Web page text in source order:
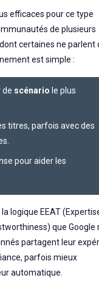
efficaces pour ce type
de plusieurs
certaines ne parlent
est simple :
de scénario le plus
titres, parfois avec des
pour aider les
logique EEAT
que Google
partagent leur
parfois mieux
automatique.